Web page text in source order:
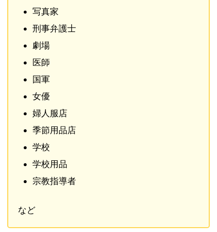
写真家
刑事弁護士
劇場
医師
国軍
女優
婦人服店
季節用品店
学校
学校用品
宗教指導者
など